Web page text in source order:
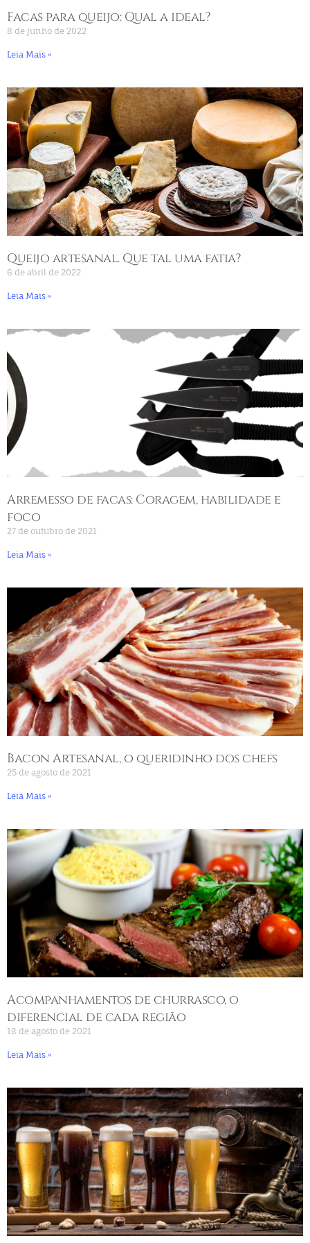
Facas para queijo: Qual a ideal?
8 de junho de 2022
Leia Mais »
Queijo artesanal. Que tal uma fatia?
6 de abril de 2022
Leia Mais »
Arremesso de facas: Coragem, habilidade e
foco
27 de outubro de 2021
Leia Mais »
Bacon Artesanal, o queridinho dos chefs
25 de agosto de 2021
Leia Mais »
Acompanhamentos de churrasco, o
diferencial de cada região
18 de agosto de 2021
Leia Mais »